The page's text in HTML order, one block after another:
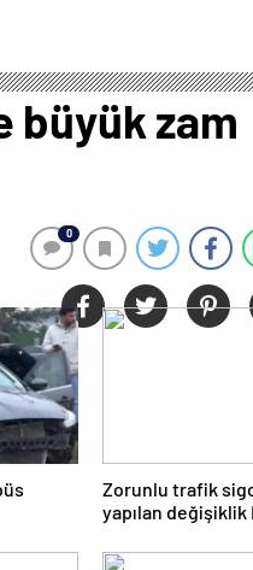
büyük zam
0
Zorunlu trafik
yapılan değişiklik
yürürlüğe girdi